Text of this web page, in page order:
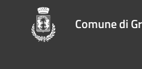
Comune di